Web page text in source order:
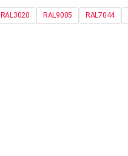
RAL3020 RAL9005 RAL7044